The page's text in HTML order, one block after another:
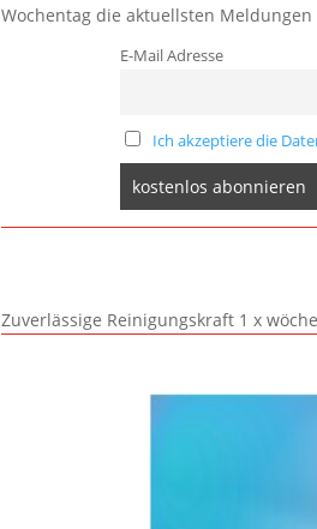
Wochentag die aktuellsten Meldungen
E-Mail Adresse
Ich akzeptiere die
Zuverlässige Reinigungskraft 1 x